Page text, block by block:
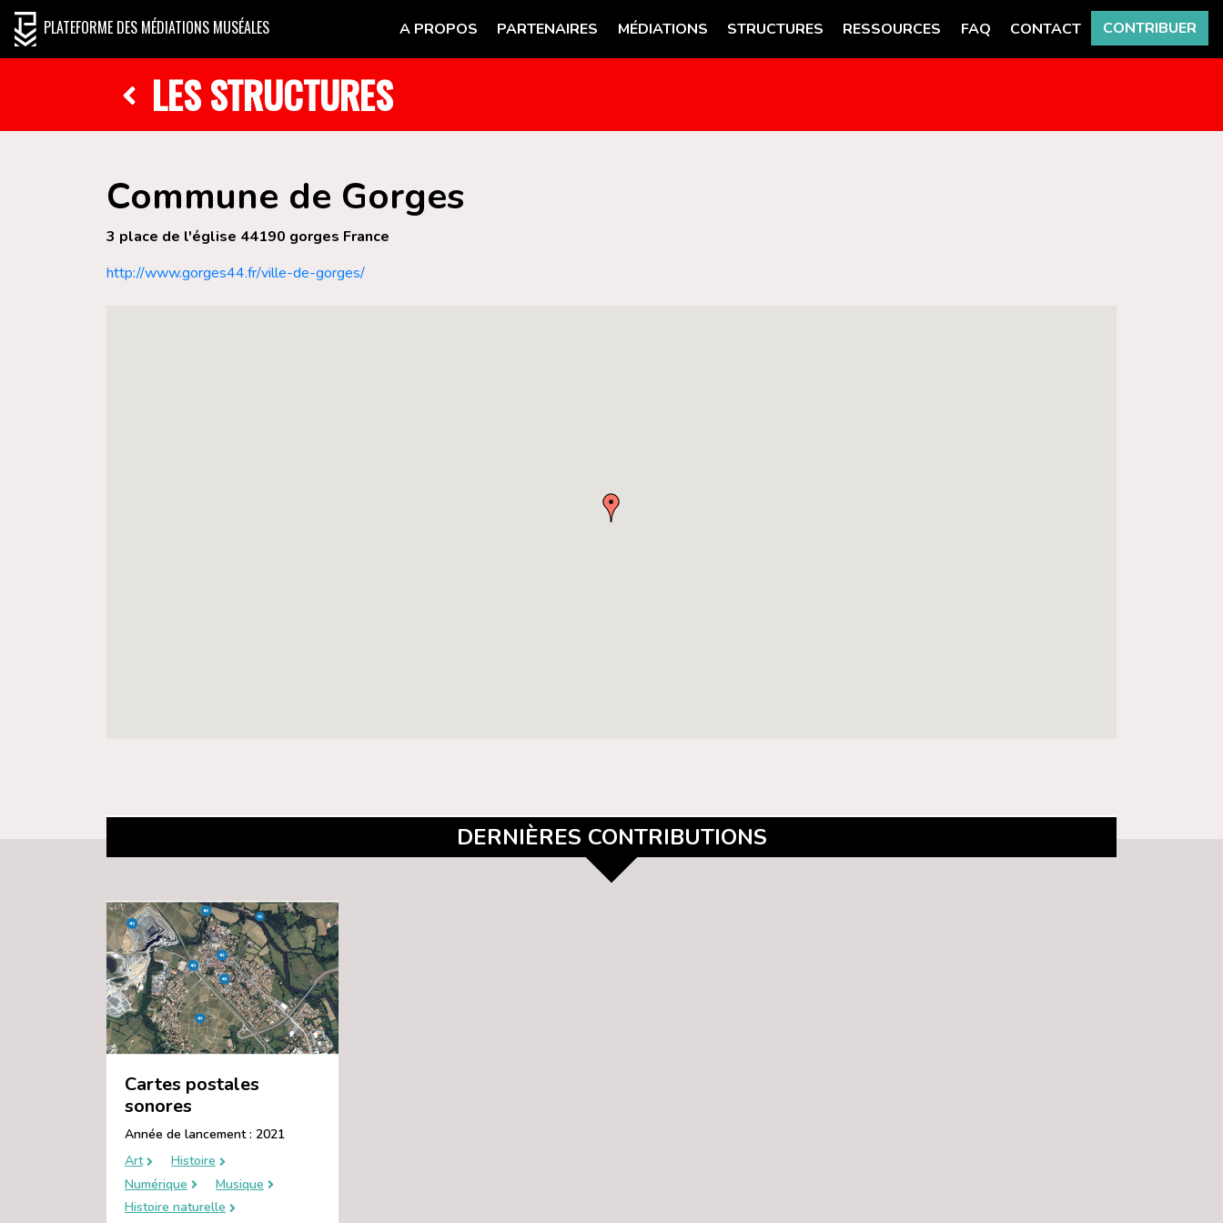
PLATEFORME DES MÉDIATIONS MUSÉALES A PROPOS PARTENAIRES MÉDIATIONS STRUCTURES RESSOURCES FAQ CONTACT CONTRIBUER
LES STRUCTURES
Commune de Gorges
3 place de l'église 44190 gorges France
http://www.gorges44.fr/ville-de-gorges/
DERNIÈRES CONTRIBUTIONS
Cartes postales
sonores
Année de lancement : 2021
Art
Histoire
Numérique
Musique
Histoire naturelle